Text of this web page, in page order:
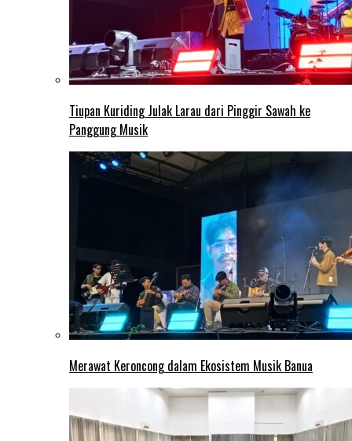
Tiupan Kuriding Julak Larau dari Pinggir Sawah ke
Panggung Musik
Merawat Keroncong dalam Ekosistem Musik Banua